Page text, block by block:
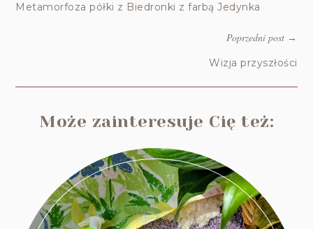
Metamorfoza półki z Biedronki z farbą Jedynka
Poprzedni post→
Wizja przyszłości
Może zainteresuje Cię też: